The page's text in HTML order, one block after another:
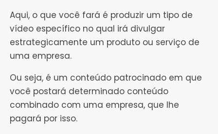
Aqui, o que você fará é produzir um tipo de
vídeo específico no qual irá divulgar
estrategicamente um produto ou serviço de
uma empresa.
Ou seja, é um conteúdo patrocinado em que
você postará determinado conteúdo
combinado com uma empresa, que lhe
pagará por isso.